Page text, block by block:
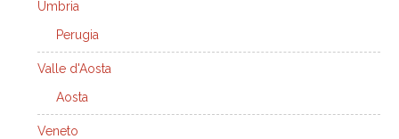
Umbria
Perugia
Valle d'Aosta
Aosta
Veneto